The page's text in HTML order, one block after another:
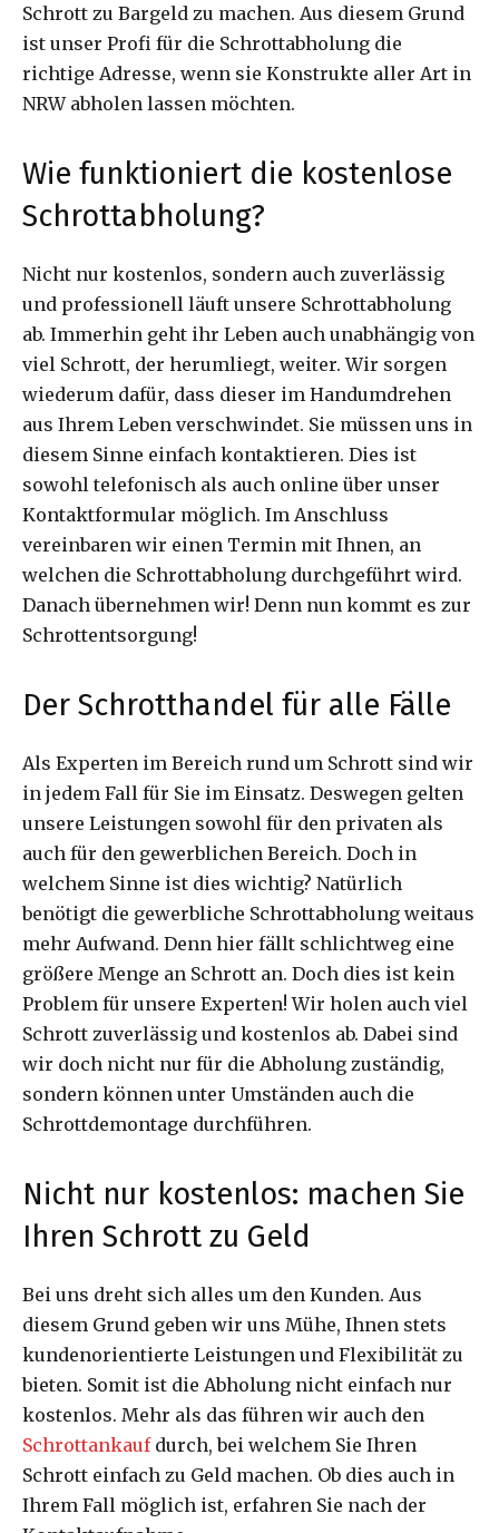
Schrott zu Bargeld zu machen. Aus diesem Grund
ist unser Profi für die Schrottabholung die
richtige Adresse, wenn sie Konstrukte aller Art in
NRW abholen lassen möchten.
Wie funktioniert die kostenlose
Schrottabholung?
Nicht nur kostenlos, sondern auch zuverlässig
und professionell läuft unsere Schrottabholung
ab. Immerhin geht ihr Leben auch unabhängig von
viel Schrott, der herumliegt, weiter. Wir sorgen
wiederum dafür, dass dieser im Handumdrehen
aus Ihrem Leben verschwindet. Sie müssen uns in
diesem Sinne einfach kontaktieren. Dies ist
sowohl telefonisch als auch online über unser
Kontaktformular möglich. Im Anschluss
vereinbaren wir einen Termin mit Ihnen, an
welchen die Schrottabholung durchgeführt wird.
Danach übernehmen wir! Denn nun kommt es zur
Schrottentsorgung!
Der Schrotthandel für alle Fälle
Als Experten im Bereich rund um Schrott sind wir
in jedem Fall für Sie im Einsatz. Deswegen gelten
unsere Leistungen sowohl für den privaten als
auch für den gewerblichen Bereich. Doch in
welchem Sinne ist dies wichtig? Natürlich
benötigt die gewerbliche Schrottabholung weitaus
mehr Aufwand. Denn hier fällt schlichtweg eine
größere Menge an Schrott an. Doch dies ist kein
Problem für unsere Experten! Wir holen auch viel
Schrott zuverlässig und kostenlos ab. Dabei sind
wir doch nicht nur für die Abholung zuständig,
sondern können unter Umständen auch die
Schrottdemontage durchführen.
Nicht nur kostenlos: machen Sie
Ihren Schrott zu Geld
Bei uns dreht sich alles um den Kunden. Aus
diesem Grund geben wir uns Mühe, Ihnen stets
kundenorientierte Leistungen und Flexibilität zu
bieten. Somit ist die Abholung nicht einfach nur
kostenlos. Mehr als das führen wir auch den
Schrottankaufdurch, bei welchem Sie Ihren
Schrott einfach zu Geld machen. Ob dies auch in
Ihrem Fall möglich ist, erfahren Sie nach der